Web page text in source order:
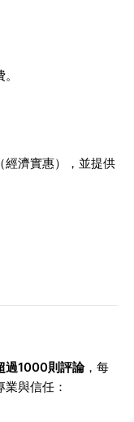
經濟實惠），並提供
過1000則評論，每
與信任：